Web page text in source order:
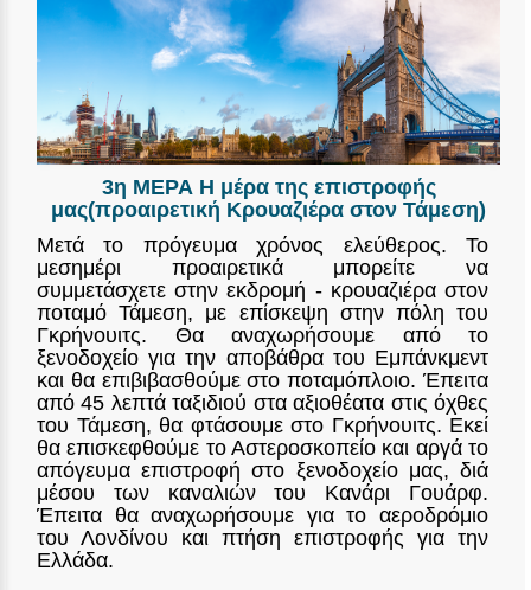
3η ΜΕΡΑ Η μέρα της επιστροφής
μας(προαιρετική Κρουαζιέρα στον Τάμεση)
Μετά το πρόγευμα χρόνος ελεύθερος. Το
μεσημέρι προαιρετικά μπορείτε να
συμμετάσχετε στην εκδρομή - κρουαζιέρα στον
ποταμό Τάμεση, με επίσκεψη στην πόλη του
Γκρήνουιτς. Θα αναχωρήσουμε από το
ξενοδοχείο για την αποβάθρα του Εμπάνκμεντ
και θα επιβιβασθούμε στο ποταμόπλοιο. Έπειτα
από 45 λεπτά ταξιδιού στα αξιοθέατα στις όχθες
του Τάμεση, θα φτάσουμε στο Γκρήνουιτς. Εκεί
θα επισκεφθούμε το Αστεροσκοπείο και αργά το
απόγευμα επιστροφή στο ξενοδοχείο μας, διά
μέσου των καναλιών του Κανάρι Γουάρφ.
Έπειτα θα αναχωρήσουμε για το αεροδρόμιο
του Λονδίνου και πτήση επιστροφής για την
Ελλάδα.